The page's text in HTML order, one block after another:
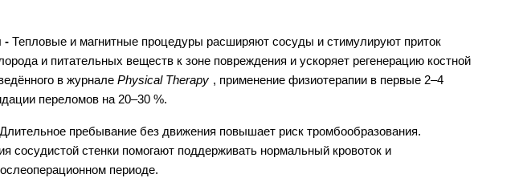
- Тепловые и магнитные процедуры расширяют сосуды и стимулируют приток
и питательных веществ к зоне повреждения и ускоряет регенерацию костной
в журнале Physical Therapy , применение физиотерапии в первые 2–4
переломов на 20–30 %.
Длительное пребывание без движения повышает риск тромбообразования.
сосудистой стенки помогают поддерживать нормальный кровоток и
периоде.